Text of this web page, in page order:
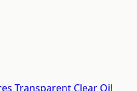
Transparent Clear Oil